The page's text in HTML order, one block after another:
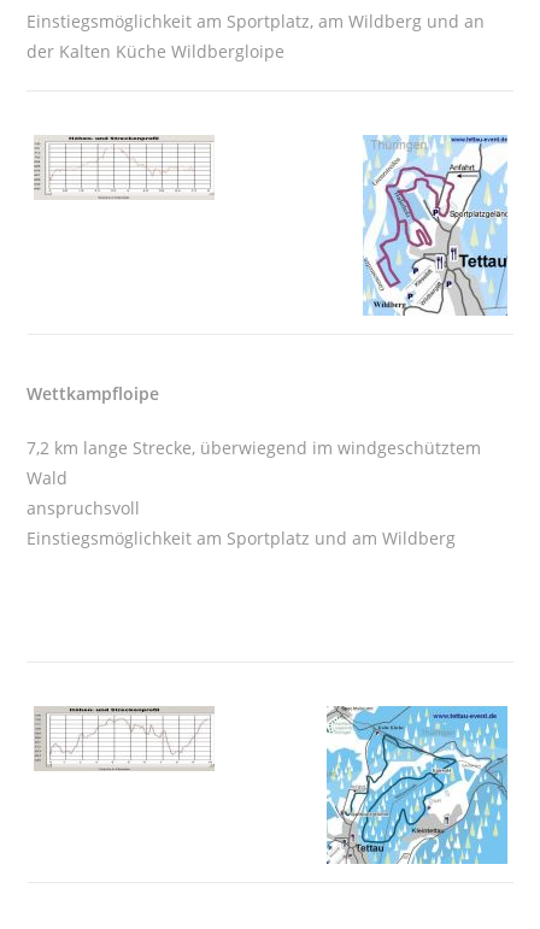
Einstiegsmöglichkeit am Sportplatz, am Wildberg und an
der Kalten Küche Wildbergloipe
Wettkampfloipe
7,2 km lange Strecke, überwiegend im windgeschütztem
Wald
anspruchsvoll
Einstiegsmöglichkeit am Sportplatz und am Wildberg